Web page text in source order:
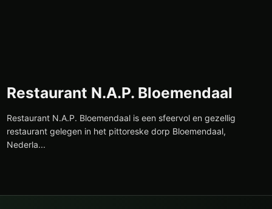
Restaurant N.A.P. Bloemendaal
Restaurant N.A.P. Bloemendaal is een sfeervol en gezellig
restaurant gelegen in het pittoreske dorp Bloemendaal,
Nederla...